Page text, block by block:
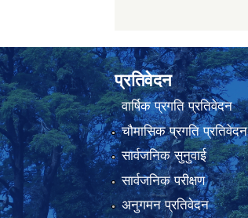
प्रतिवेदन
वार्षिक प्रगति प्रतिवेदन
चौमासिक प्रगति प्रतिवेदन
सार्वजनिक सुनुवाई
सार्वजनिक परीक्षण
अनुगमन प्रतिवेदन